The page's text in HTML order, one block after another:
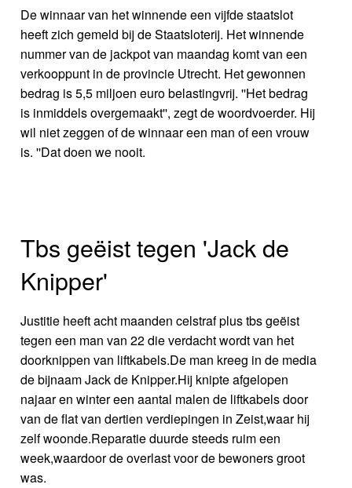
De winnaar van het winnende een vijfde staatslot
heeft zich gemeld bij de Staatsloterij. Het winnende
nummer van de jackpot van maandag komt van een
verkooppunt in de provincie Utrecht. Het gewonnen
bedrag is 5,5 miljoen euro belastingvrij. ''Het bedrag
is inmiddels overgemaakt'', zegt de woordvoerder. Hij
wil niet zeggen of de winnaar een man of een vrouw
is. ''Dat doen we nooit.
Tbs geëist tegen 'Jack de
Knipper'
Justitie heeft acht maanden celstraf plus tbs geëist
tegen een man van 22 die verdacht wordt van het
doorknippen van liftkabels.De man kreeg in de media
de bijnaam Jack de Knipper.Hij knipte afgelopen
najaar en winter een aantal malen de liftkabels door
van de flat van dertien verdiepingen in Zeist,waar hij
zelf woonde.Reparatie duurde steeds ruim een
week,waardoor de overlast voor de bewoners groot
was.